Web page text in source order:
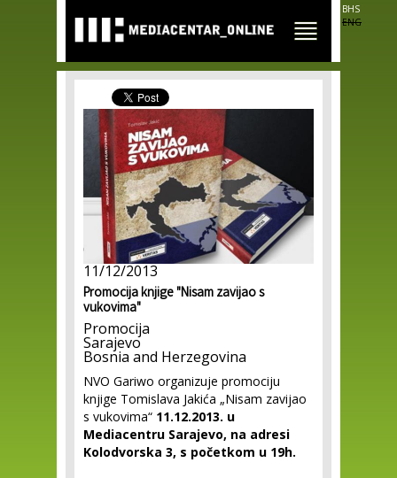
main
content
BHS
ENG
11/12/2013
Promocija knjige "Nisam zavijao s
vukovima"
Promocija
Sarajevo
Bosnia and Herzegovina
NVO Gariwo organizuje promociju
knjige Tomislava Jakića „Nisam zavijao
s vukovima“ 11.12.2013. u
Mediacentru Sarajevo, na adresi
Kolodvorska 3, s početkom u 19h.